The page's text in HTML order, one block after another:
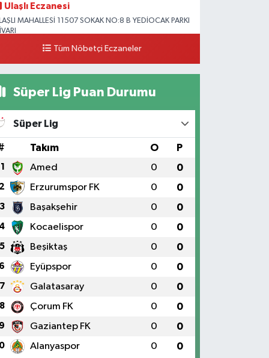
Ulaşlı Eczanesi
MAHALLESİ 11507 SOKAK NO:8 B YEDİOCAK PARKI
0 (546) 158 81 80 Yol Tarifi Al
Tüm Nöbetçi Eczaneler
Süper Lig Puan Durumu
Süper Lig
Takım O P
1 Amed 0 0
2 Erzurumspor FK 0 0
3 Başakşehir 0 0
4 Kocaelispor 0 0
5 Beşiktaş 0 0
6 Eyüpspor 0 0
7 Galatasaray 0 0
8 Çorum FK 0 0
9 Gaziantep FK 0 0
Alanyaspor 0 0